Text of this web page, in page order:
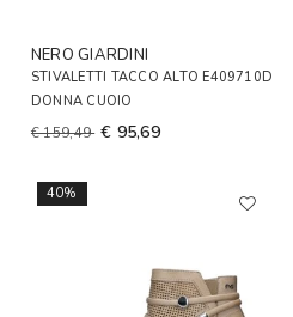
NERO GIARDINI
STIVALETTI TACCO ALTO E409710D
DONNA CUOIO
€ 159,49 € 95,69
40%